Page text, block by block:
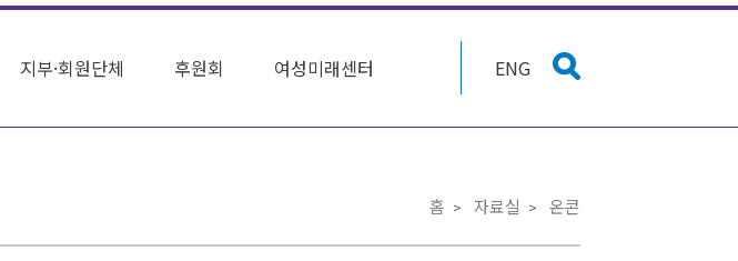
지부·회원단체 후원회 여성미래센터 ENG
홈 자료실 온콘